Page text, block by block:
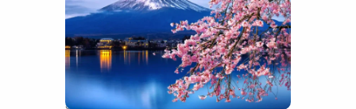
July 7, 2026